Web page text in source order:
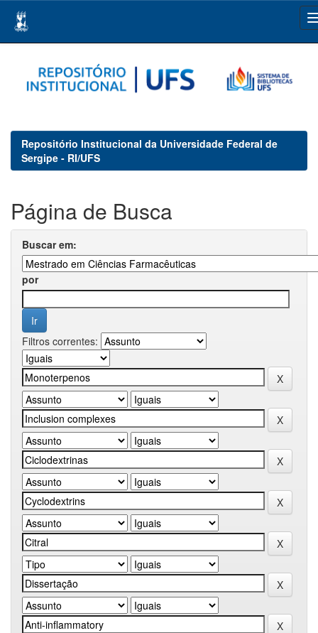
navigation
Repositório Institucional da Universidade Federal de
Sergipe - RI/UFS
Página de Busca
Buscar em:
por
Filtros correntes: